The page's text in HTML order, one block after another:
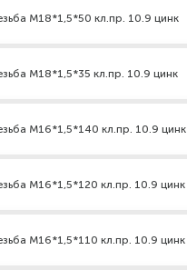
M18*1,5*50 кл.пр. 10.9 цинк
M18*1,5*35 кл.пр. 10.9 цинк
M16*1,5*140 кл.пр. 10.9 цинк
M16*1,5*120 кл.пр. 10.9 цинк
M16*1,5*110 кл.пр. 10.9 цинк